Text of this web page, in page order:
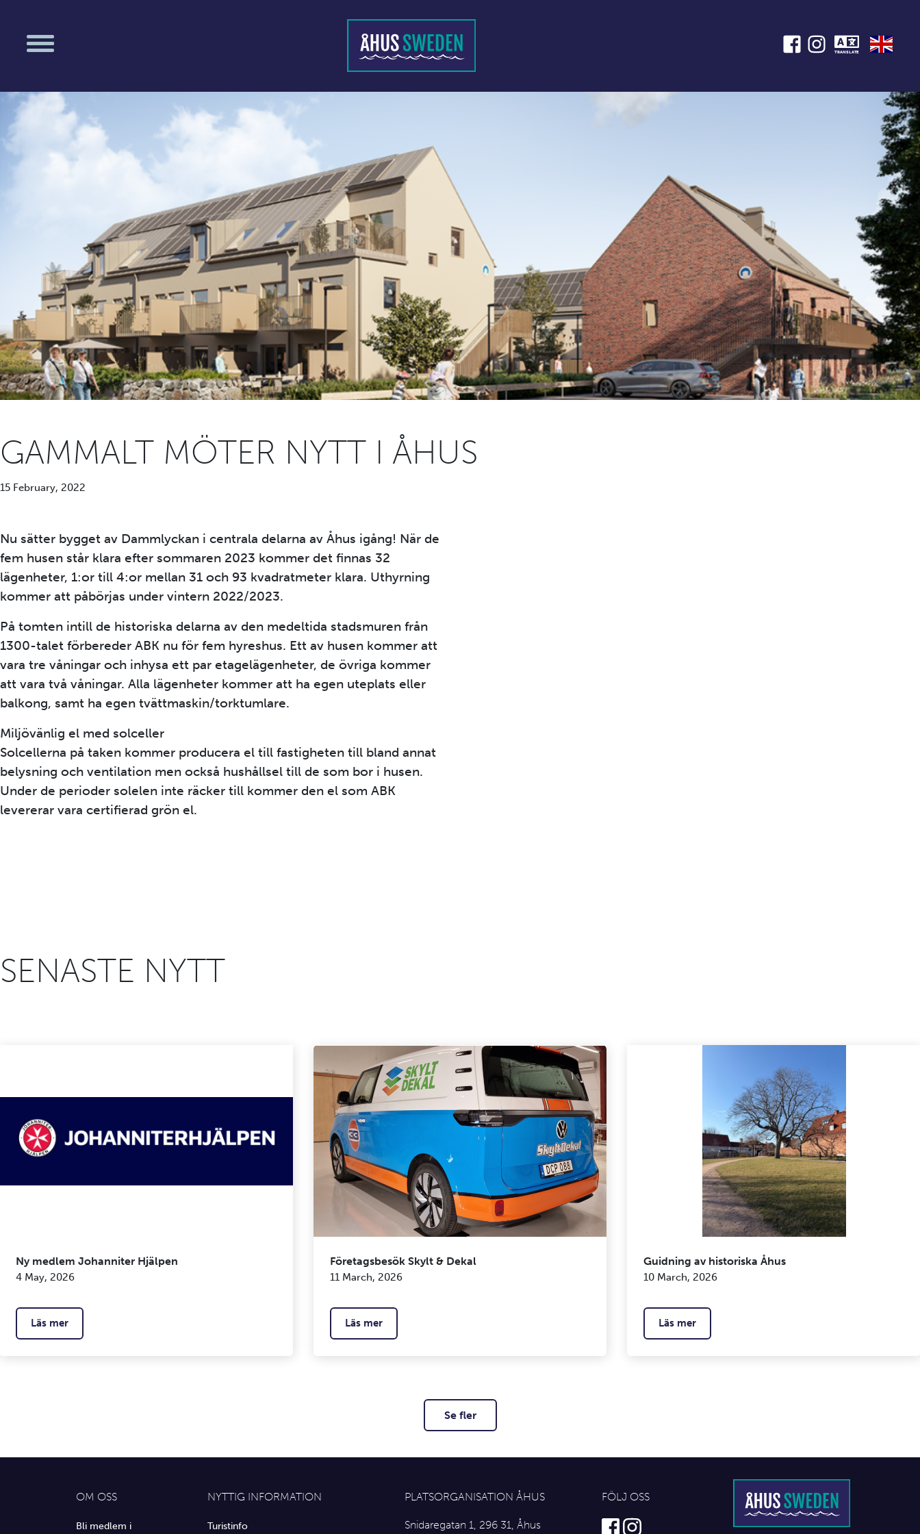
TRANSLATE
GAMMALT MÖTER NYTT I ÅHUS
15 February, 2022
Nu sätter bygget av Dammlyckan i centrala delarna av Åhus igång! När de
fem husen står klara efter sommaren 2023 kommer det finnas 32
lägenheter, 1:or till 4:or mellan 31 och 93 kvadratmeter klara. Uthyrning
kommer att påbörjas under vintern 2022/2023.
På tomten intill de historiska delarna av den medeltida stadsmuren från
1300-talet förbereder ABK nu för fem hyreshus. Ett av husen kommer att
vara tre våningar och inhysa ett par etagelägenheter, de övriga kommer
att vara två våningar. Alla lägenheter kommer att ha egen uteplats eller
balkong, samt ha egen tvättmaskin/torktumlare.
Miljövänlig el med solceller
Solcellerna på taken kommer producera el till fastigheten till bland annat
belysning och ventilation men också hushållsel till de som bor i husen.
Under de perioder solelen inte räcker till kommer den el som ABK
levererar vara certifierad grön el.
SENASTE NYTT
Ny medlem Johanniter Hjälpen
4 May, 2026
Läs mer
Företagsbesök Skylt & Dekal
11 March, 2026
Läs mer
Guidning av historiska Åhus
10 March, 2026
Läs mer
Se fler
OM OSS
Bli medlem i
NYTTIG INFORMATION
Turistinfo
PLATSORGANISATION ÅHUS
Snidaregatan 1, 296 31, Åhus
FÖLJ OSS